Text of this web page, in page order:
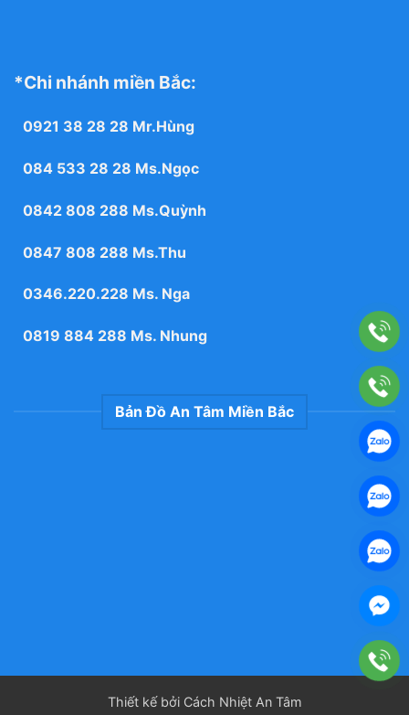
*Chi nhánh miền Bắc:
0921 38 28 28 Mr.Hùng
084 533 28 28 Ms.Ngọc
0842 808 288 Ms.Quỳnh
0847 808 288 Ms.Thu
0346.220.228 Ms. Nga
0819 884 288 Ms. Nhung
Bản Đồ An Tâm Miền Bắc
Thiết kế bởi Cách Nhiệt An Tâm